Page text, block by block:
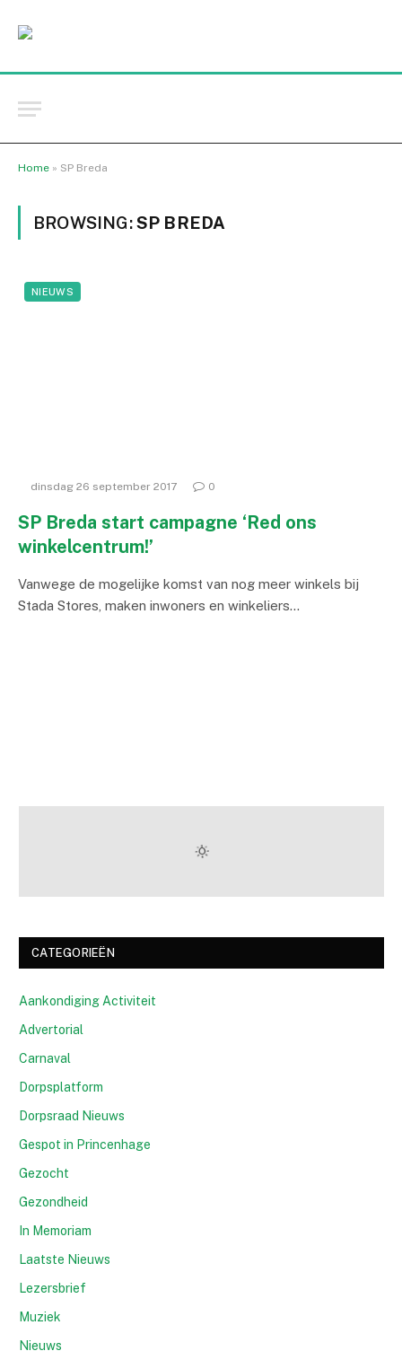
Home » SP Breda
BROWSING:SP BREDA
NIEUWS
dinsdag 26 september 2017 0
SP Breda start campagne ‘Red ons
winkelcentrum!’
Vanwege de mogelijke komst van nog meer winkels bij
Stada Stores, maken inwoners en winkeliers…
CATEGORIEËN
Aankondiging Activiteit
Advertorial
Carnaval
Dorpsplatform
Dorpsraad Nieuws
Gespot in Princenhage
Gezocht
Gezondheid
In Memoriam
Laatste Nieuws
Lezersbrief
Muziek
Nieuws